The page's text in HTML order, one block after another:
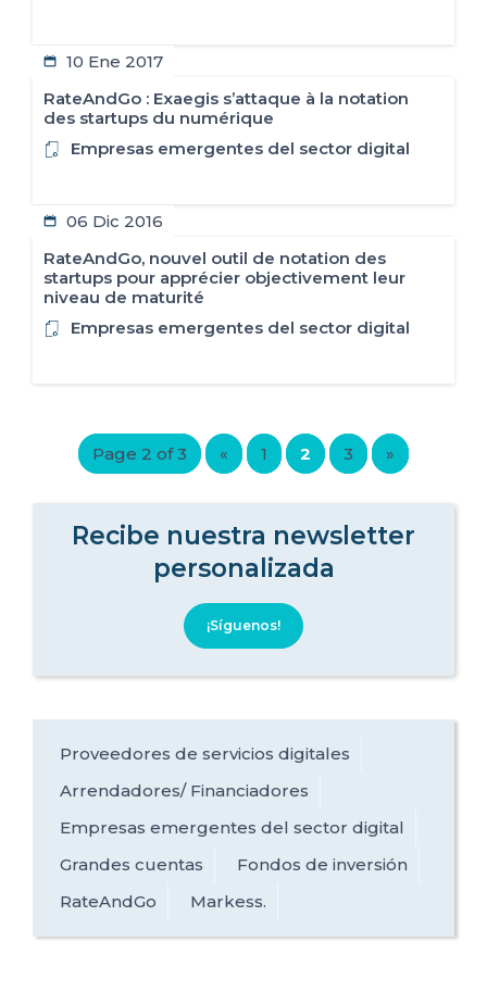
10 Ene 2017
RateAndGo : Exaegis s’attaque à la notation
des startups du numérique
Empresas emergentes del sector digital
06 Dic 2016
RateAndGo, nouvel outil de notation des
startups pour apprécier objectivement leur
niveau de maturité
Empresas emergentes del sector digital
Page 2 of 3 « 1 2 3 »
Recibe nuestra newsletter
personalizada
¡Síguenos!
Proveedores de servicios digitales
Arrendadores/ Financiadores
Empresas emergentes del sector digital
Grandes cuentas
Fondos de inversión
RateAndGo
Markess.